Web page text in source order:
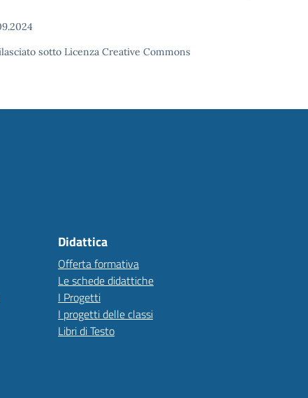
sotto Licenza Creative Commons
Didattica
Offerta formativa
Le schede didattiche
I Progetti
I progetti delle classi
Libri di Testo